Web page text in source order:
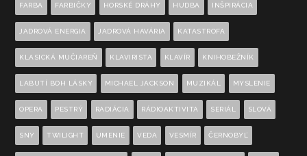
FARBA FARBIČKY HORSKÉ DRÁHY HUDBA INŠPIRÁCIA
JADROVÁ ENERGIA JADROVÁ HAVÁRIA KATASTROFA
KLASICKÁ MUČIAREŇ KLAVIRISTA KLAVÍR KNIHOBEŽNÍK
LABUTÍ BOH LÁSKY MICHAEL JACKSON MUZIKÁL MYSLENIE
OPERA PESTRÝ RADIÁCIA RÁDIOAKTIVITA SERIÁL SLOVÁ
SNY TWILIGHT UMENIE VEDA VESMÍR ČERNOBYĽ